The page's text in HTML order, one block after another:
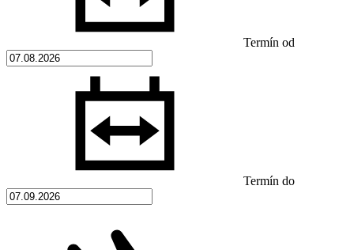
Termín od
Termín do